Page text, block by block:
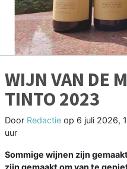
WIJN VAN DE
TINTO 2023
Door Redactie op 6 juli 2026,
uur
Sommige wijnen zijn
zijn gemaakt om van te